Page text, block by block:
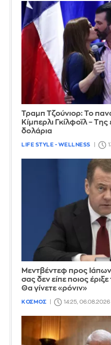
Τραμπ Τζούνιορ: Το
Κίμπερλι Γκίλφοϊλ –
δολάρια
LIFE STYLE - WELLNESS
Μεντβέντεφ προς
σας δεν είπε ποιος
Θα γίνετε «ρόνιν»
ΚΟΣΜΟΣ 14:25, 06.08.2026